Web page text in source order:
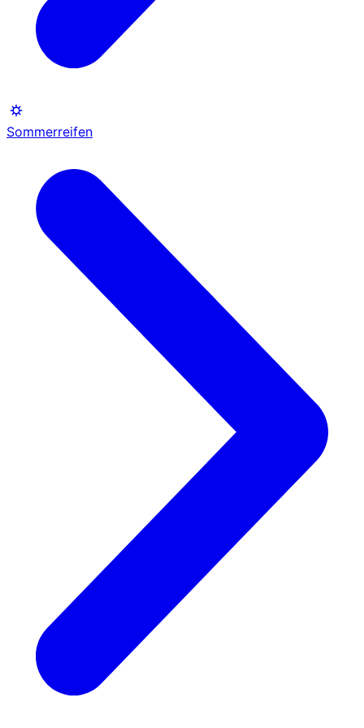
Sommerreifen